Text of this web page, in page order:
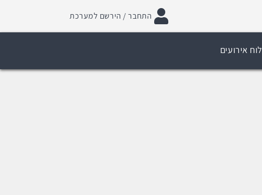
התחבר / הירשם למערכת
לוח אירועים